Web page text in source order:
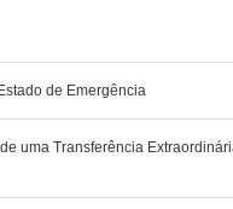
de Emergência
uma Transferência